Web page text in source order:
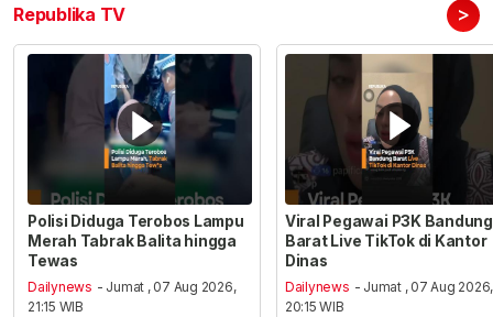
Republika TV >
Polisi Diduga Terobos Lampu
Merah Tabrak Balita hingga
Tewas
Dailynews - Jumat , 07 Aug 2026,
21:15 WIB
Viral Pegawai P3K Bandung
Barat Live TikTok di Kantor
Dinas
Dailynews - Jumat , 07 Aug 2026,
20:15 WIB